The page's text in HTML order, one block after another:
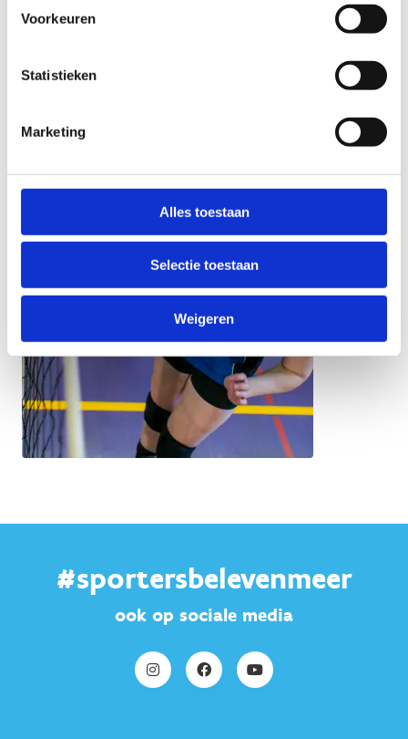
Voorkeuren
Statistieken
Marketing
Alles toestaan
Selectie toestaan
Weigeren
#sportersbelevenmeer
ook op sociale media